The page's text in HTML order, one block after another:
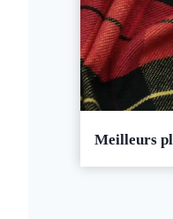
Meilleurs